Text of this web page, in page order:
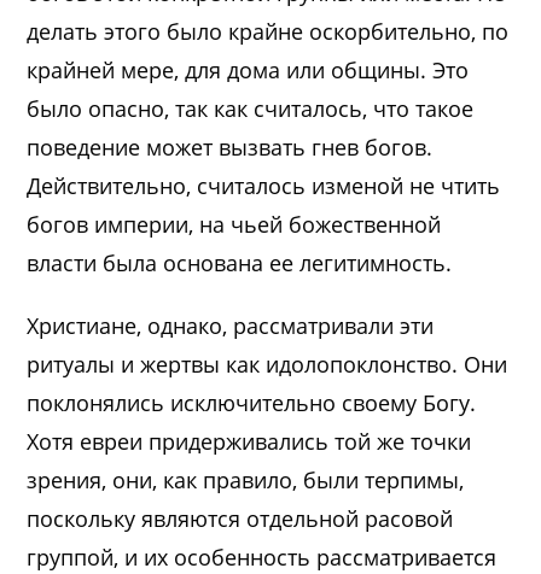
делать этого было крайне оскорбительно, по
крайней мере, для дома или общины. Это
было опасно, так как считалось, что такое
поведение может вызвать гнев богов.
Действительно, считалось изменой не чтить
богов империи, на чьей божественной
власти была основана ее легитимность.
Христиане, однако, рассматривали эти
ритуалы и жертвы как идолопоклонство. Они
поклонялись исключительно своему Богу.
Хотя евреи придерживались той же точки
зрения, они, как правило, были терпимы,
поскольку являются отдельной расовой
группой, и их особенность рассматривается